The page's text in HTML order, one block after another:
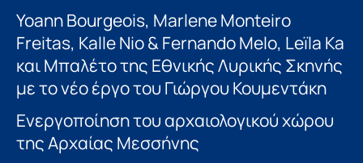
Yoann Bourgeois, Marlene Monteiro
Freitas, Kalle Nio & Fernando Melo, Leïla Ka
και Μπαλέτο της Εθνικής Λυρικής Σκηνής
με το νέο έργο του Γιώργου Κουμεντάκη
Ενεργοποίηση του αρχαιολογικού χώρου
της Αρχαίας Μεσσήνης